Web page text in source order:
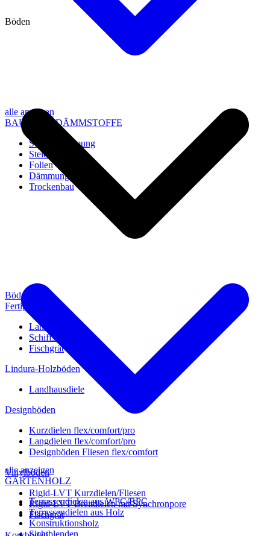
alle anzeigen
BAU- UND DÄMMSTOFFE
Steico Dämmung
Steico Zubehör
Folien
Dämmung
Trockenbau
alle anzeigen
GARTENHOLZ
Terrassendielen aus WPC/BPC
Terrassendielen aus Holz
Konstruktionsholz
Sichtblenden
Böden
Böden
Fertigparkett
Landhausdiele
Schiffsboden
Fischgrät
Lindura-Holzböden
Landhausdiele
Designböden
Kurzdielen flex/comfort/pro
Langdielen flex/comfort/pro
Designböden Fliesen flex/comfort
Vinylböden
Rigid-LVT Kurzdielen/Fliesen
Rigid-LVT Breitdielen mit Synchronpore
Fischgrät